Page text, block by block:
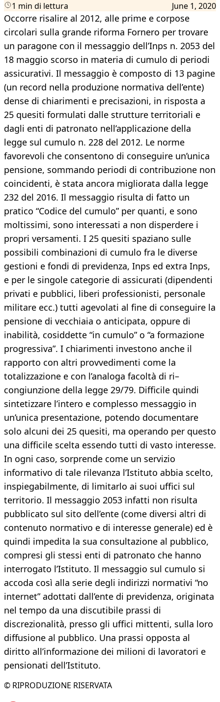
1 min di lettura June 1, 2020
Occorre risalire al 2012, alle prime e corpose
circolari sulla grande riforma Fornero per trovare
un paragone con il messaggio dell’Inps n. 2053 del
18 maggio scorso in materia di cumulo di periodi
assicurativi. Il messaggio è composto di 13 pagine
(un record nella produzione normativa dell’ente)
dense di chiarimenti e precisazioni, in risposta a
25 quesiti formulati dalle strutture territoriali e
dagli enti di patronato nell’applicazione della
legge sul cumulo n. 228 del 2012. Le norme
favorevoli che consentono di conseguire un’unica
pensione, sommando periodi di contribuzione non
coincidenti, è stata ancora migliorata dalla legge
232 del 2016. Il messaggio risulta di fatto un
pratico “Codice del cumulo” per quanti, e sono
moltissimi, sono interessati a non disperdere i
propri versamenti. I 25 quesiti spaziano sulle
possibili combinazioni di cumulo fra le diverse
gestioni e fondi di previdenza, Inps ed extra Inps,
e per le singole categorie di assicurati (dipendenti
privati e pubblici, liberi professionisti, personale
militare ecc.) tutti agevolati al fine di conseguire la
pensione di vecchiaia o anticipata, oppure di
inabilità, cosiddette “in cumulo” o “a formazione
progressiva”. I chiarimenti investono anche il
rapporto con altri provvedimenti come la
totalizzazione e con l’analoga facoltà di ri–
congiunzione della legge 29/79. Difficile quindi
sintetizzare l’intero e complesso messaggio in
un’unica presentazione, potendo documentare
solo alcuni dei 25 quesiti, ma operando per questo
una difficile scelta essendo tutti di vasto interesse.
In ogni caso, sorprende come un servizio
informativo di tale rilevanza l’Istituto abbia scelto,
inspiegabilmente, di limitarlo ai suoi uffici sul
territorio. Il messaggio 2053 infatti non risulta
pubblicato sul sito dell’ente (come diversi altri di
contenuto normativo e di interesse generale) ed è
quindi impedita la sua consultazione al pubblico,
compresi gli stessi enti di patronato che hanno
interrogato l’Istituto. Il messaggio sul cumulo si
accoda così alla serie degli indirizzi normativi “no
internet” adottati dall’ente di previdenza, originata
nel tempo da una discutibile prassi di
discrezionalità, presso gli uffici mittenti, sulla loro
diffusione al pubblico. Una prassi opposta al
diritto all’informazione dei milioni di lavoratori e
pensionati dell’Istituto.
© RIPRODUZIONE RISERVATA